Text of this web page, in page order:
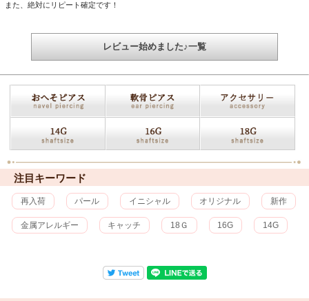
また、絶対にリピート確定です！
レビュー始めました♪一覧
注目キーワード
再入荷 パール イニシャル オリジナル 新作
金属アレルギー キャッチ 18Ｇ 16G 14G